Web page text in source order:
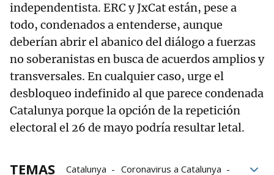
independentista. ERC y JxCat están, pese a
todo, condenados a entenderse, aunque
deberían abrir el abanico del diálogo a fuerzas
no soberanistas en busca de acuerdos amplios y
transversales. En cualquier caso, urge el
desbloqueo indefinido al que parece condenada
Catalunya porque la opción de la repetición
electoral el 26 de mayo podría resultar letal.
TEMAS Catalunya Coronavirus a Catalunya